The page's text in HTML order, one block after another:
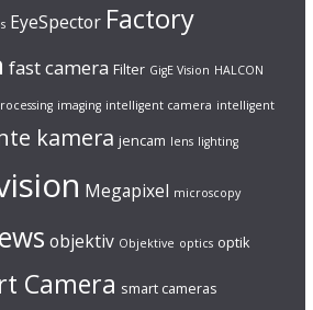
EyeSpector Factory
fast camera Filter GigE Vision HALCON
imaging intelligent camera intelligent
kamera jencam lens lighting
Megapixel microscopy
objektiv Objektive optics optik
Camera smart cameras